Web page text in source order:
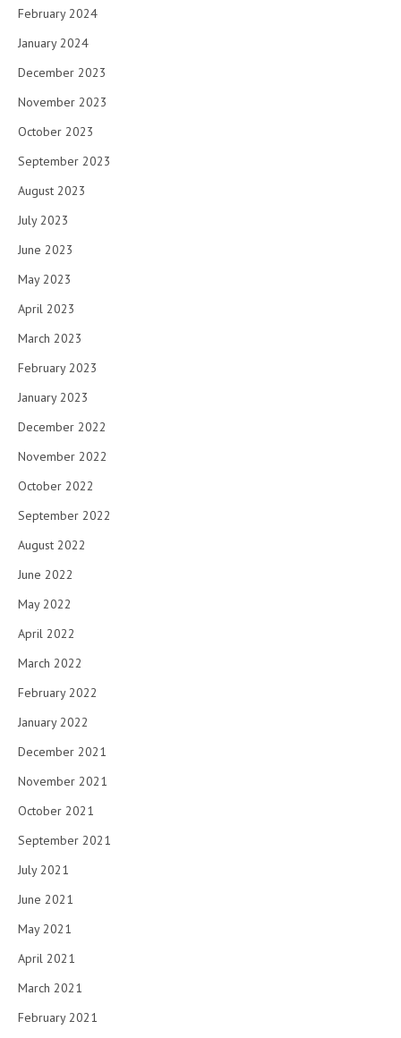
February 2024
January 2024
December 2023
November 2023
October 2023
September 2023
August 2023
July 2023
June 2023
May 2023
April 2023
March 2023
February 2023
January 2023
December 2022
November 2022
October 2022
September 2022
August 2022
June 2022
May 2022
April 2022
March 2022
February 2022
January 2022
December 2021
November 2021
October 2021
September 2021
July 2021
June 2021
May 2021
April 2021
March 2021
February 2021